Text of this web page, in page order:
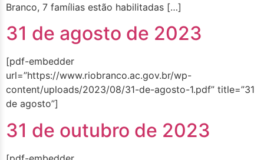
Branco, 7 famílias estão habilitadas […]
31 de agosto de 2023
[pdf-embedder
url=”https://www.riobranco.ac.gov.br/wp-
content/uploads/2023/08/31-de-agosto-1.pdf” title=”31
de agosto”]
31 de outubro de 2023